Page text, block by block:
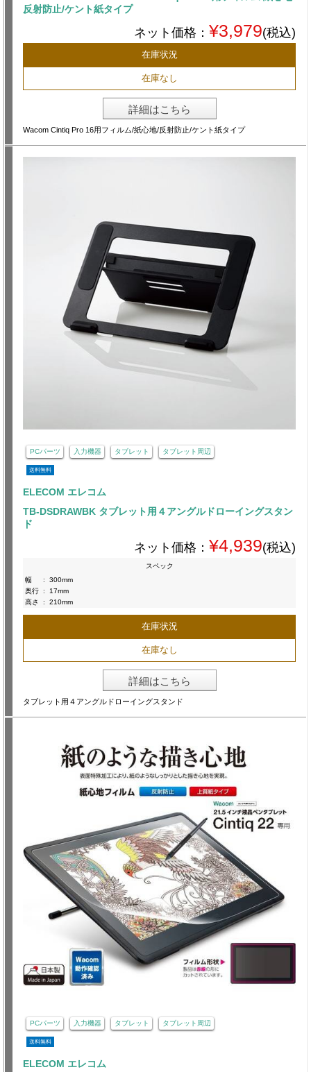
反射防止/ケント紙タイプ
ネット価格： ¥3,979(税込)
在庫状況
在庫なし
詳細はこちら
Wacom Cintiq Pro 16用フィルム/紙心地/反射防止/ケント紙タイプ
PCパーツ 入力機器 タブレット タブレット周辺
送料無料
ELECOM エレコム
TB-DSDRAWBK タブレット用４アングルドローイングスタン
ド
ネット価格： ¥4,939(税込)
スペック
幅
:
300mm
奥行 :
17mm
高さ
: 210mm
在庫状況
在庫なし
詳細はこちら
タブレット用４アングルドローイングスタンド
PCパーツ 入力機器 タブレット タブレット周辺
送料無料
ELECOM エレコム